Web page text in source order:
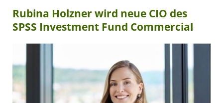
Rubina Holzner wird neue CIO des
SPSS Investment Fund Commercial